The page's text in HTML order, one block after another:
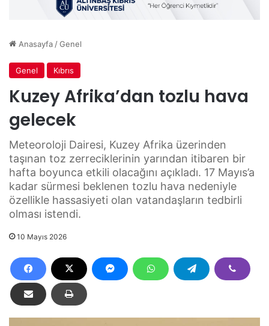
Anasayfa /Genel
Genel Kıbrıs
Kuzey Afrika’dan tozlu hava
gelecek
Meteoroloji Dairesi, Kuzey Afrika üzerinden
taşınan toz zerreciklerinin yarından itibaren bir
hafta boyunca etkili olacağını açıkladı. 17 Mayıs’a
kadar sürmesi beklenen tozlu hava nedeniyle
özellikle hassasiyeti olan vatandaşların tedbirli
olması istendi.
10 Mayıs 2026